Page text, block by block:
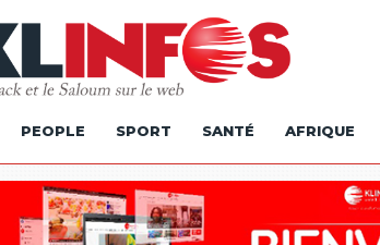
PEOPLE SPORT SANTÉ AFRIQUE